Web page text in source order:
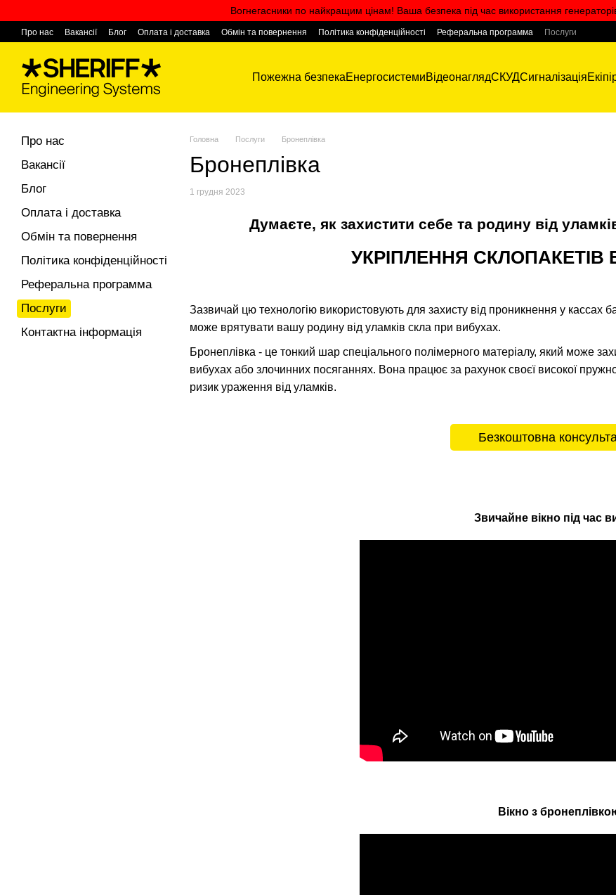
Вогнегасники по найкращим цінам! Ваша безпека під час використання
Про нас Вакансії Блог Оплата і доставка Обмін та повернення Політика конфіденційності Реферальна программа
Послуги
Пожежна безпекаЕнергосистемиВідеонаглядСКУДСигналізація
Головна Послуги Бронеплівка
Бронеплівка
1 грудня 2023
Думаєте, як захистити себе та родину від
УКРІПЛЕННЯ
Зазвичай цю технологію використовують для захисту від проникнення у кассах
може врятувати вашу родину від уламків скла при вибухах.
Бронеплівка - це тонкий шар спеціального полімерного матеріалу, який може
вибухах або злочинних посяганнях. Вона працює за рахунок своєї високої
ризик ураження від уламків.
Безкоштовна
Звичайне вікно під час
Вікно з
Про нас
Вакансії
Блог
Оплата і доставка
Обмін та повернення
Політика конфіденційності
Реферальна программа
Послуги
Контактна інформація